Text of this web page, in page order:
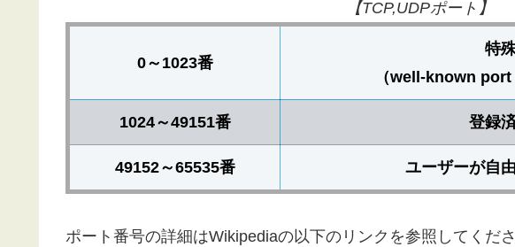
【TCP,UDPポート】
0～1023番
特
（well-known port
1024～49151番 登録
49152～65535番 ユーザーが自
ポート番号の詳細はWikipediaの以下のリンクを参照してくださ